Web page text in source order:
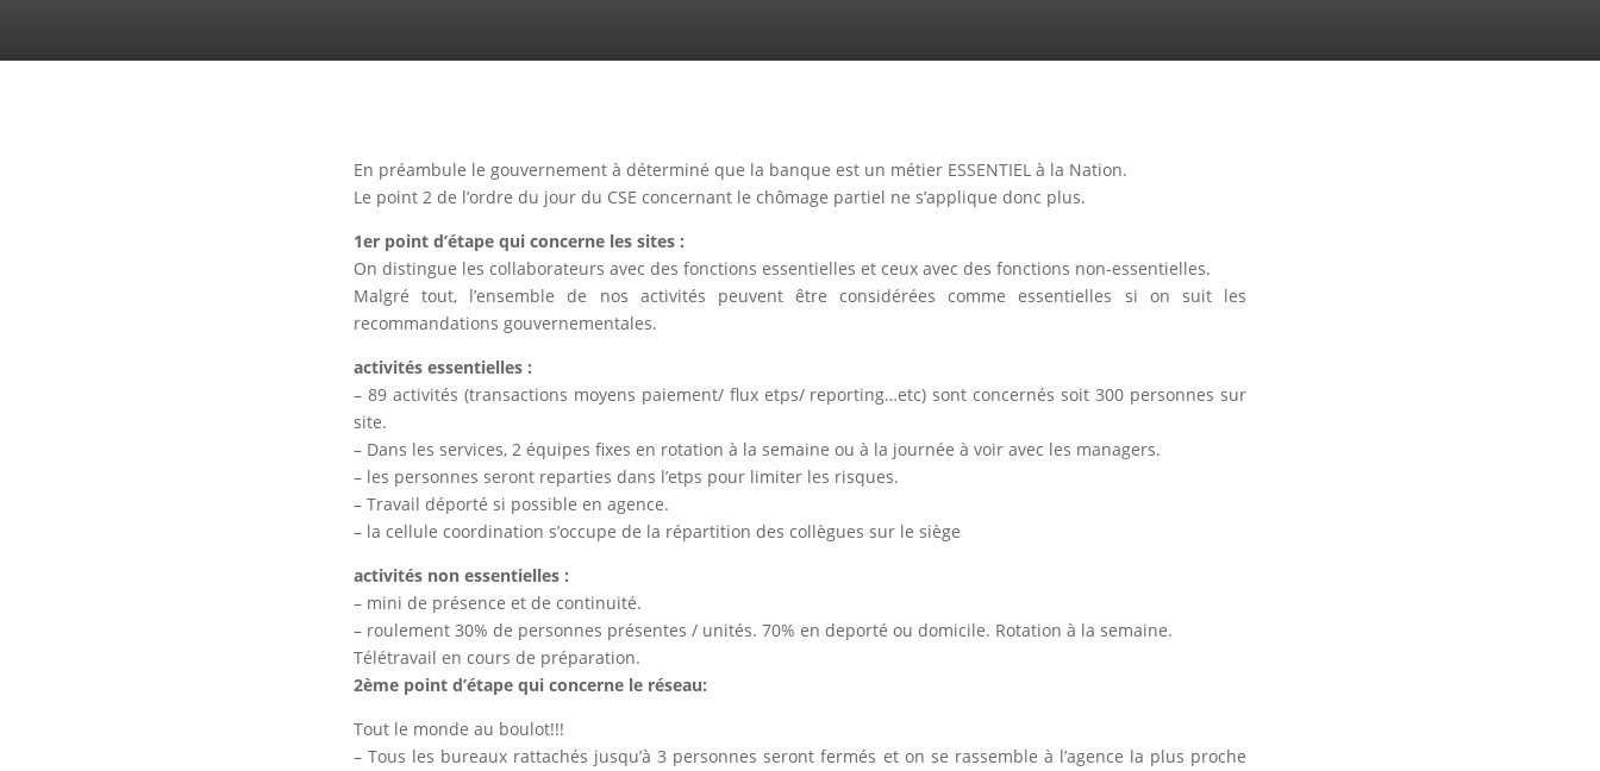
En préambule le gouvernement à déterminé que la banque est un métier ESSENTIEL à la Nation.
Le point 2 de l’ordre du jour du CSE concernant le chômage partiel ne s’applique donc plus.
1er point d’étape qui concerne les sites :
On distingue les collaborateurs avec des fonctions essentielles et ceux avec des fonctions non-essentielles.
Malgré tout, l’ensemble de nos activités peuvent être considérées comme essentielles si on suit les
recommandations gouvernementales.
activités essentielles :
– 89 activités (transactions moyens paiement/ flux etps/ reporting…etc) sont concernés soit 300 personnes sur
site.
– Dans les services, 2 équipes fixes en rotation à la semaine ou à la journée à voir avec les managers.
– les personnes seront reparties dans l’etps pour limiter les risques.
– Travail déporté si possible en agence.
– la cellule coordination s’occupe de la répartition des collègues sur le siège
activités non essentielles :
– mini de présence et de continuité.
– roulement 30% de personnes présentes / unités. 70% en deporté ou domicile. Rotation à la semaine.
Télétravail en cours de préparation.
2ème point d’étape qui concerne le réseau:
Tout le monde au boulot!!!
– Tous les bureaux rattachés jusqu’à 3 personnes seront fermés et on se rassemble à l’agence la plus proche